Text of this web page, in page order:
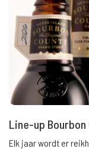
Line-up
Elk jaar wordt er